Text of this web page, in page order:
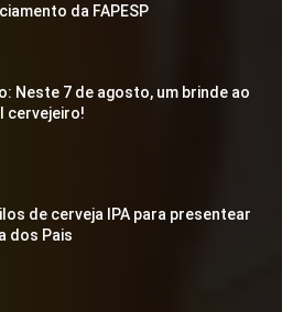
da FAPESP
Neste 7 de agosto, um brinde ao
cervejeiro!
de cerveja IPA para presentear
dos Pais